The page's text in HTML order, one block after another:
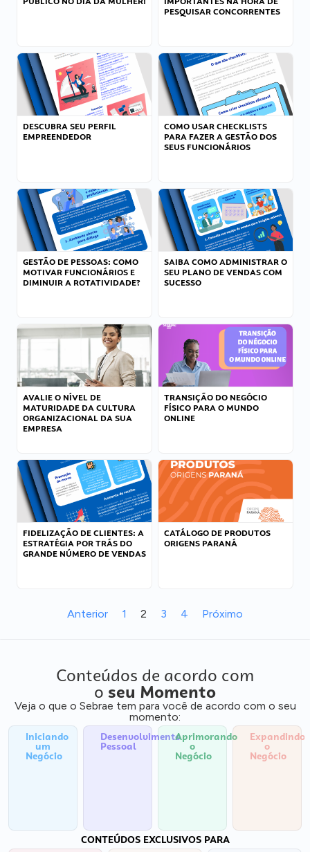
PESQUISAR CONCORRENTES
DESCUBRA SEU PERFIL
EMPREENDEDOR
COMO USAR CHECKLISTS
PARA FAZER A GESTÃO DOS
SEUS FUNCIONÁRIOS
GESTÃO DE PESSOAS: COMO
MOTIVAR FUNCIONÁRIOS E
DIMINUIR A ROTATIVIDADE?
SAIBA COMO ADMINISTRAR O
SEU PLANO DE VENDAS COM
SUCESSO
AVALIE O NÍVEL DE
MATURIDADE DA CULTURA
ORGANIZACIONAL DA SUA
EMPRESA
TRANSIÇÃO DO NEGÓCIO
FÍSICO PARA O MUNDO
ONLINE
FIDELIZAÇÃO DE CLIENTES: A
ESTRATÉGIA POR TRÁS DO
GRANDE NÚMERO DE VENDAS
CATÁLOGO DE PRODUTOS
ORIGENS PARANÁ
Anterior 1 2 3 4 Próximo
Conteúdos de acordo com
o seu Momento
Veja o que o Sebrae tem para você de acordo com o seu
momento:
Iniciando
um
Negócio
Desenvolvimento
Pessoal
Aprimorando
o
Negócio
Expandindo
o
Negócio
CONTEÚDOS EXCLUSIVOS PARA